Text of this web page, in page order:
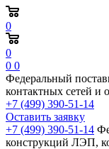
0
0
0 0
Федеральный
контактных сетей и
+7 (499) 390-51-14
Оставить заявку
+7 (499) 390-51-14
конструкций ЛЭП,